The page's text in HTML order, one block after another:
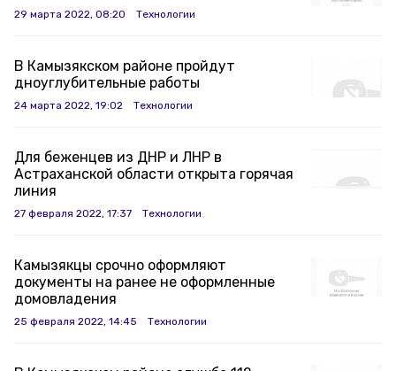
29 марта 2022, 08:20 Технологии
В Камызякском районе пройдут
дноуглубительные работы
24 марта 2022, 19:02 Технологии
Для беженцев из ДНР и ЛНР в
Астраханской области открыта горячая
линия
27 февраля 2022, 17:37 Технологии
Камызякцы срочно оформляют
документы на ранее не оформленные
домовладения
25 февраля 2022, 14:45 Технологии